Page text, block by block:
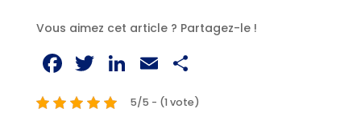
Vous aimez cet article ? Partagez-le !
Facebook
Twitter
LinkedIn
Email
5/5 - (1 vote)